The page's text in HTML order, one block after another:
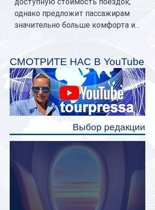
доступную стоимость поездок,
однако предложит пассажирам
значительно больше комфорта и
планируется начать в 2027 году.
Одним из главных нововведений
станут индивидуальные шторки у
каждого спального места. Они
позволят пассажирам закрыть свою
полку во время сна или отдыха,
СМОТРИТЕ НАС В YouTube
Выбор редакции